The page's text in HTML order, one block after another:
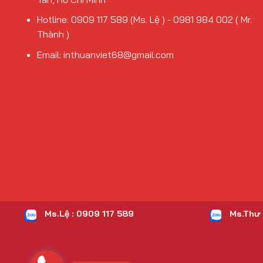
Hotline: 0909 117 589 (Ms. Lệ ) - 0981 984 002 ( Mr.
Thành )
Email: inthuanviet68@gmail.com
Ms.Lệ : 0909 117 589